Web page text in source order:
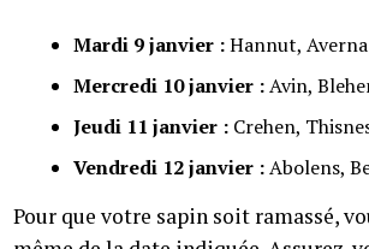
Mardi 9 janvier :Hannut,
Mercredi 10 janvier :Avin,
Jeudi 11 janvier : Crehen,
Vendredi 12 janvier :Abolens,
Pour que votre sapin soit ramassé,